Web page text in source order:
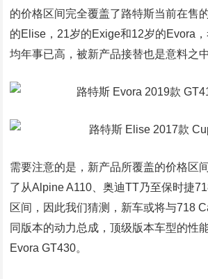
的价格区间完全覆盖了路特斯当前在售
的Elise，21岁的Exige和12岁的Evora
均年事已高，被新产品接替也是意料之中
需要注意的是，新产品所覆盖的价格区
了从Alpine A110、奥迪TT乃至保时捷
区间，因此我们猜测，新车或将与718
同版本的动力总成，顶级版本车型的性
Evora GT430。